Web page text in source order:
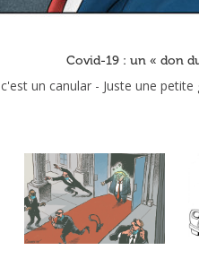
Covid-19 : un « don
c'est un canular - Juste une